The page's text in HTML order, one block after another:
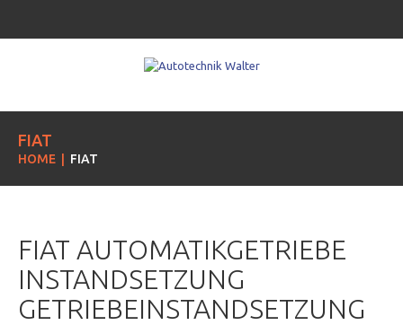
FIAT
HOME FIAT
FIAT AUTOMATIKGETRIEBE
INSTANDSETZUNG
GETRIEBEINSTANDSETZUNG